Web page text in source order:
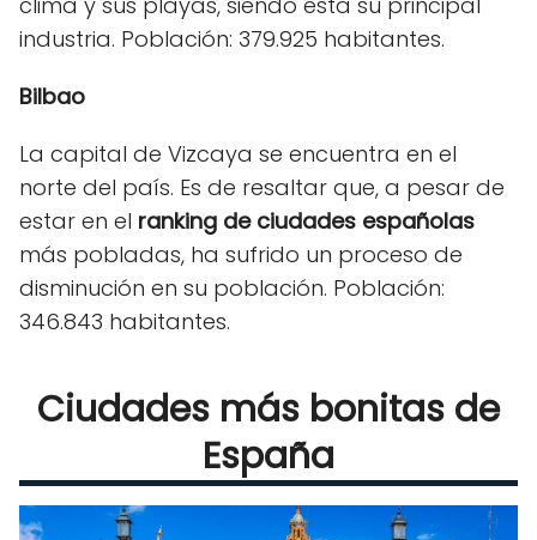
industria. Población: 379.925 habitantes.
Bilbao
La capital de Vizcaya se encuentra en el
norte del país. Es de resaltar que, a pesar de
estar en el ranking de ciudades españolas
más pobladas, ha sufrido un proceso de
disminución en su población. Población:
346.843 habitantes.
Ciudades más bonitas de
España